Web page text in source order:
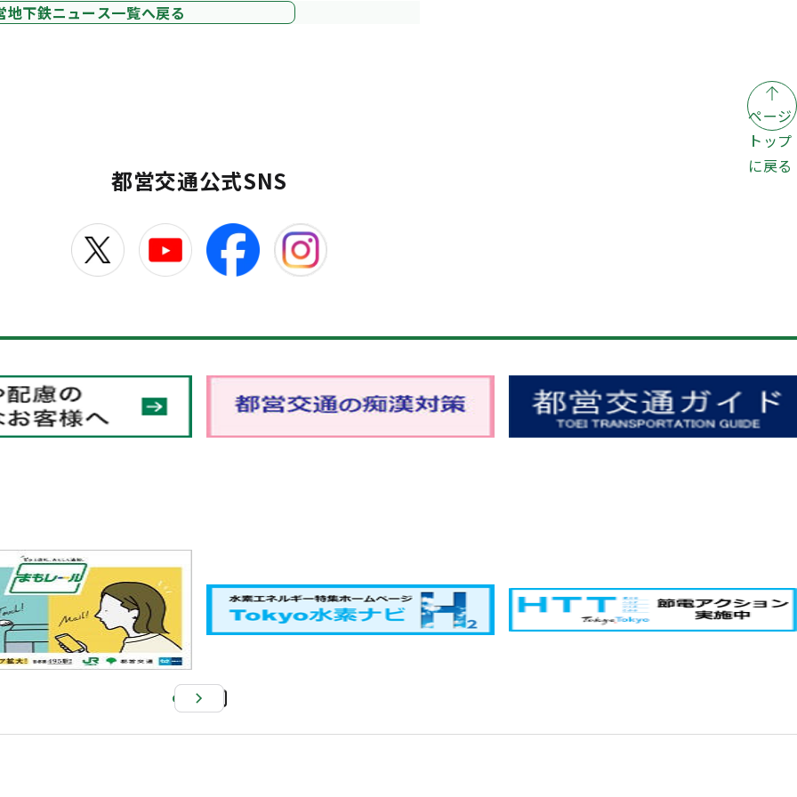
地下鉄ニュース一覧へ戻る
ページ
トップ
に戻る
都営交通公式SNS
Pa